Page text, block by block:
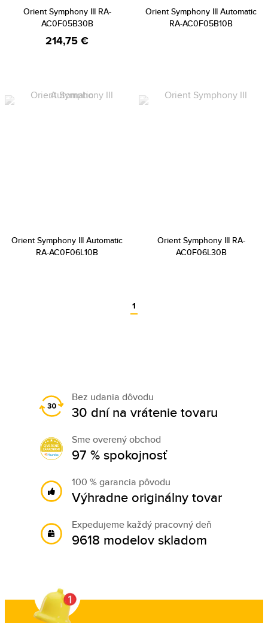
Orient Symphony III RA-
AC0F05B30B
214,75 €
Orient Symphony III Automatic
RA-AC0F05B10B
Orient Symphony III Automatic
RA-AC0F06L10B
Orient Symphony III RA-
AC0F06L30B
1
Bez udania dôvodu
30 dní na vrátenie tovaru
Sme overený obchod
97 % spokojnosť
100 % garancia pôvodu
Výhradne originálny tovar
Expedujeme každý pracovný deň
9618 modelov skladom